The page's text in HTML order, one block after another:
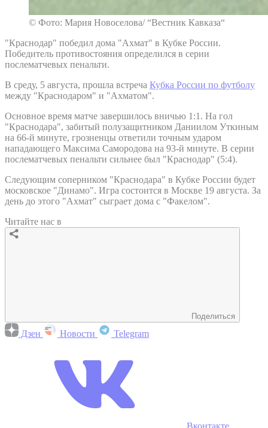
© Фото: Мария Новоселова/ “Вестник Кавказа“
"Краснодар" победил дома "Ахмат" в Кубке России.
Победитель противостояния определился в серии
послематчевых пенальти.
В среду, 5 августа, прошла встреча Кубка России по футболу
между "Краснодаром" и "Ахматом".
Основное время матче завершилось вничью 1:1. На гол
"Краснодара", забитый полузащитником Даниилом Уткиным
на 66-й минуте, грозненцы ответили точным ударом
нападающего Максима Самородова на 93-й минуте. В серии
послематчевых пенальти сильнее был "Краснодар" (5:4).
Следующим соперником "Краснодара" в Кубке России будет
московское "Динамо". Игра состоится в Москве 19 августа. За
день до этого "Ахмат" сыграет дома с "Факелом".
Читайте нас в
Поделиться
Дзен Новости Telegram
Вконтакте